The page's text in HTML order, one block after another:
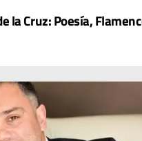
la Cruz: Poesía,